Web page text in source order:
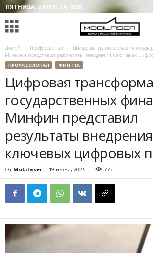
ПЯТНИЦА, 7 АВГУСТА, 2026
Домой Профессионал
Цифровая трансформация
Минфин представил результаты внедрения ключевых
ПРОФЕССИОНАЛ ФИН ТЕХ
Цифровая
государственных
Минфин представил
результаты внедрения
ключевых цифровых
От Mobilaser - 19 июня, 2026 773